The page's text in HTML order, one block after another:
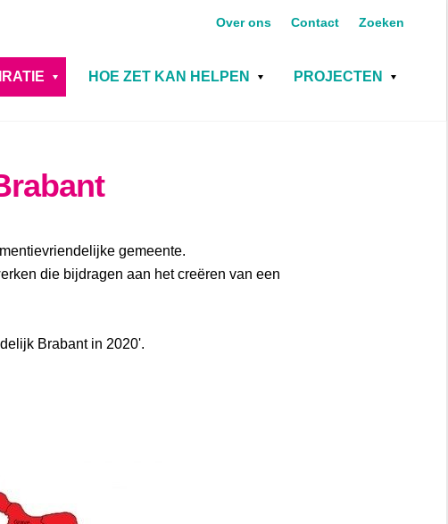
Over ons Contact Zoeken
HOE ZET KAN HELPEN PROJECTEN
gemeente.
die bijdragen aan het creëren van een
Brabant in 2020'.